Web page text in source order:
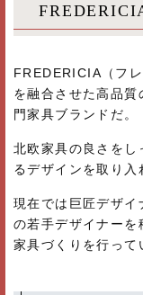
FREDERICIA（フ
を融合させた高品質
門家具ブランドだ。
北欧家具の良さをし
るデザインを取り入
現在では巨匠デザイ
の若手デザイナーを
家具づくりを行って